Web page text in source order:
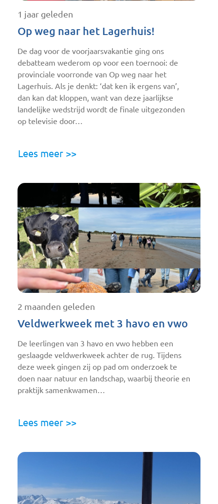
1 jaar geleden
Op weg naar het Lagerhuis!
De dag voor de voorjaarsvakantie ging ons
debatteam wederom op voor een toernooi: de
provinciale voorronde van Op weg naar het
Lagerhuis. Als je denkt: ‘dat ken ik ergens van’,
dan kan dat kloppen, want van deze jaarlijkse
landelijke wedstrijd wordt de finale uitgezonden
op televisie door…
Lees meer >>
2 maanden geleden
Veldwerkweek met 3 havo en vwo
De leerlingen van 3 havo en vwo hebben een
geslaagde veldwerkweek achter de rug. Tijdens
deze week gingen zij op pad om onderzoek te
doen naar natuur en landschap, waarbij theorie en
praktijk samenkwamen…
Lees meer >>